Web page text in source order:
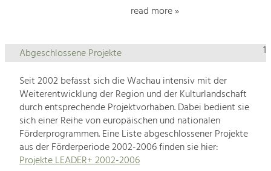
read more »
1
Abgeschlossene Projekte
Seit 2002 befasst sich die Wachau intensiv mit der
Weiterentwicklung der Region und der Kulturlandschaft
durch entsprechende Projektvorhaben. Dabei bedient sie
sich einer Reihe von europäischen und nationalen
Förderprogrammen. Eine Liste abgeschlossener Projekte
aus der Förderperiode 2002-2006 finden sie hier:
Projekte LEADER+ 2002-2006